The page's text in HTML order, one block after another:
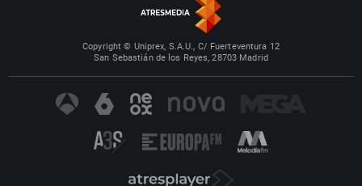
Copyright © Uniprex, S.A.U., C/ Fuerteventura 12
San Sebastián de los Reyes, 28703 Madrid